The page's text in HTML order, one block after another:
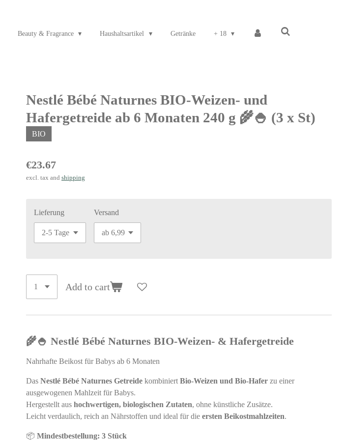
Beauty & Fragrance Haushaltsartikel Getränke + 18
Nestlé Bébé Naturnes BIO-Weizen- und
Hafergetreide ab 6 Monaten 240 g 🌾🍚 (3 x St)
BIO
€23.67
excl. tax and shipping
Lieferung Versand
Add to cart
🌾🍚 Nestlé Bébé Naturnes BIO-Weizen- & Hafergetreide
Nahrhafte Beikost für Babys ab 6 Monaten
Das Nestlé Bébé Naturnes Getreide kombiniert Bio-Weizen und Bio-Hafer zu einer
ausgewogenen Mahlzeit für Babys.
Hergestellt aus hochwertigen, biologischen Zutaten, ohne künstliche Zusätze.
Leicht verdaulich, reich an Nährstoffen und ideal für die ersten Beikostmahlzeiten.
📦 Mindestbestellung: 3 Stück